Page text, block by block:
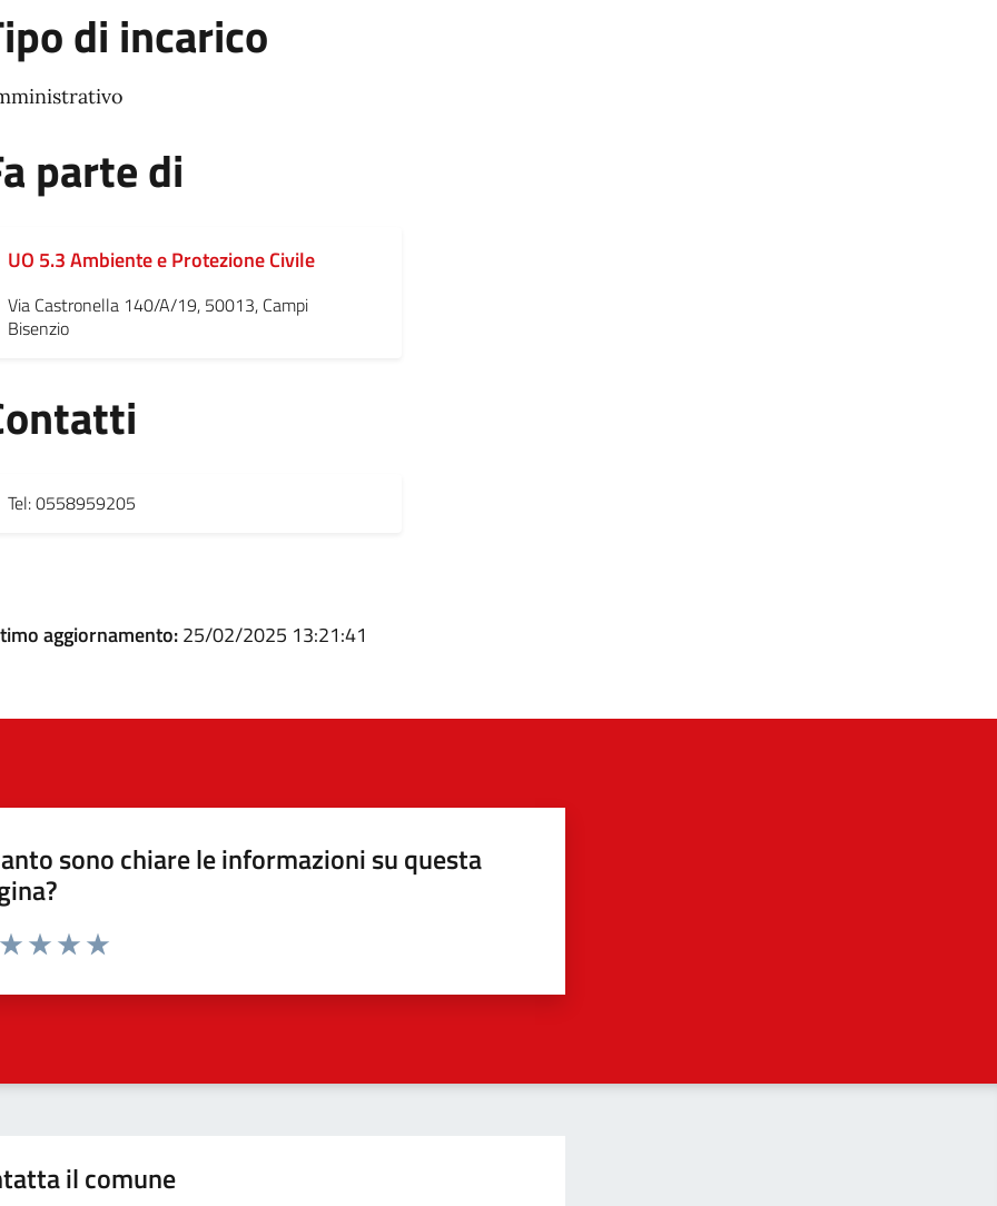
di incarico
parte di
UO 5.3 Ambiente e Protezione Civile
Via Castronella 140/A/19, 50013, Campi
Bisenzio
Tel: 0558959205
aggiornamento:25/02/2025 13:21:41
sono chiare le informazioni su questa
da 1 a 5 stelle la pagina
il comune